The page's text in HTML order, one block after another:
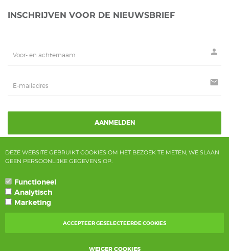
INSCHRIJVEN VOOR DE NIEUWSBRIEF
person
mail
AANMELDEN
POWERED BY CCV SHOP
DEZE WEBSITE GEBRUIKT COOKIES OM HET BEZOEK TE METEN, WE SLAAN
GEEN PERSOONLIJKE GEGEVENS OP.
Functioneel
Analytisch
Marketing
ACCEPTEER GESELECTEERDE COOKIES
WEIGER COOKIES
VANAF € 75,- GEEN VERZENDKOSTEN • VOOR 16:00 BESTELD,